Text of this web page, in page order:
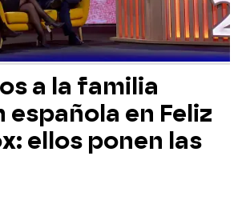
a la familia
española en Feliz
ellos ponen las